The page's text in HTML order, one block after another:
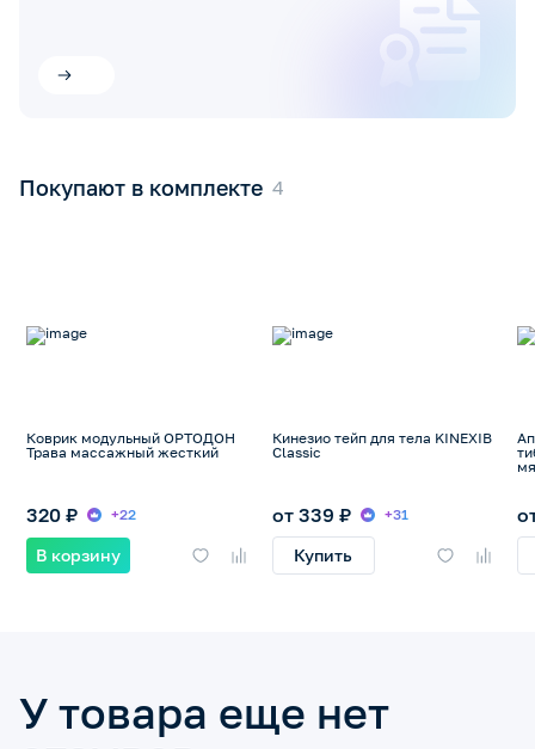
Покупают в комплекте
Коврик модульный ОРТОДОН
Трава массажный жесткий
320 ₽ +22
В корзину
Кинезио тейп для тела KINEXIB
Classic
от 339 ₽ +31
Купить
У товара еще нет